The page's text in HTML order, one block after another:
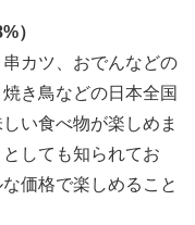
）
カツ、おでんなどの
き鳥などの日本全国
い食べ物が楽しめま
しても知られてお
価格で楽しめること